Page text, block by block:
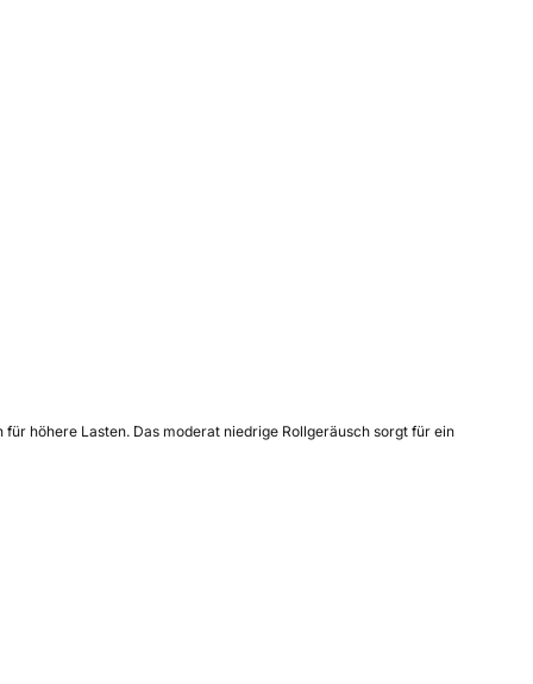
höhere Lasten. Das moderat niedrige Rollgeräusch sorgt für ein